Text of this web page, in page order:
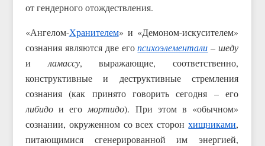
от гендерного отождествления.
«Ангелом-Хранителем» и «Демоном-искусителем»
сознания являются две егопсихоэлементали –шеду
и ламассу, выражающие, соответственно,
конструктивные и деструктивные стремления
сознания (как принято говорить сегодня – его
либидои его мортидо). При этом в «обычном»
сознании, окруженном со всех сторонхищниками,
питающимися сгенерированной им энергией,